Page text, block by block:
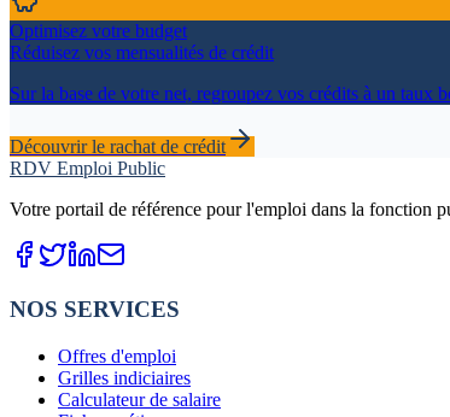
Optimisez votre budget
Réduisez vos mensualités de crédit
Sur la base de votre net, regroupez vos crédits à un taux
Découvrir le rachat de crédit
RDV Emploi Public
Votre portail de référence pour l'emploi dans la fonction
NOS SERVICES
Offres d'emploi
Grilles indiciaires
Calculateur de salaire